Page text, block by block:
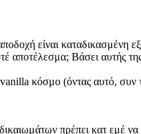
είναι καταδικασμένη
αποτέλεσμα; Βάσει αυτής
κόσμο (όντας αυτό, συν
πρέπει κατ εμέ να